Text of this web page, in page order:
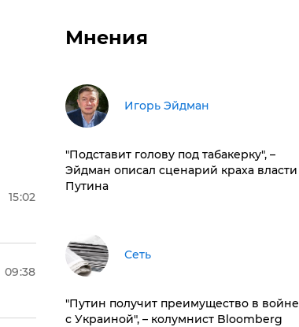
15:02
09:38
Мнения
Игорь Эйдман
​"Подставит голову под табакерку", –
Эйдман описал сценарий краха власти
Путина
Сеть
"Путин получит преимущество в войне
с Украиной", – колумнист Bloomberg